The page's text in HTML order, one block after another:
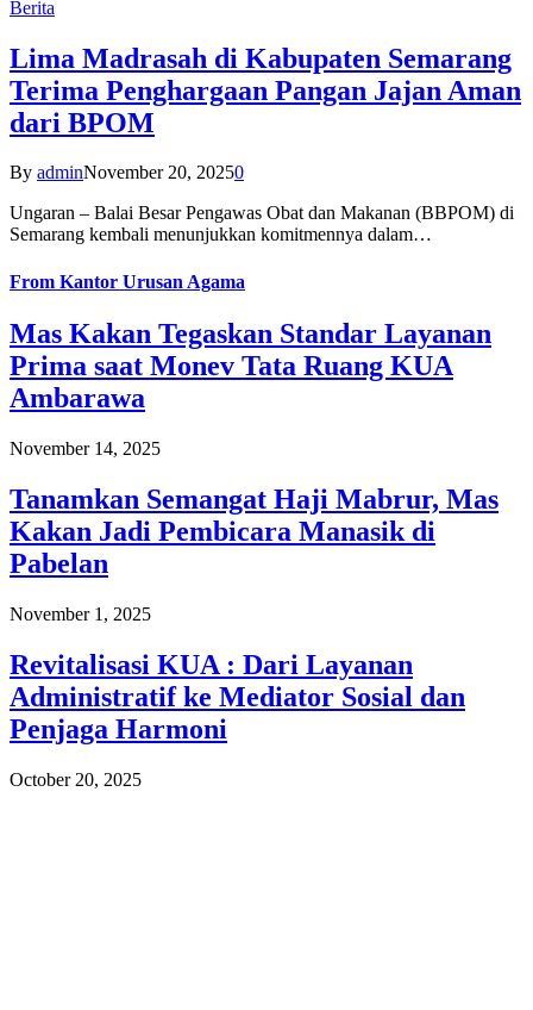
Berita
Lima Madrasah di Kabupaten Semarang
Terima Penghargaan Pangan Jajan Aman
dari BPOM
By adminNovember 20, 20250
Ungaran – Balai Besar Pengawas Obat dan Makanan (BBPOM) di
Semarang kembali menunjukkan komitmennya dalam…
From Kantor Urusan Agama
Mas Kakan Tegaskan Standar Layanan
Prima saat Monev Tata Ruang KUA
Ambarawa
November 14, 2025
Tanamkan Semangat Haji Mabrur, Mas
Kakan Jadi Pembicara Manasik di
Pabelan
November 1, 2025
Revitalisasi KUA : Dari Layanan
Administratif ke Mediator Sosial dan
Penjaga Harmoni
October 20, 2025